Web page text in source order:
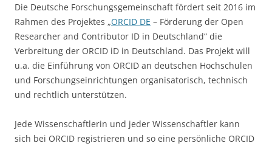
Die Deutsche Forschungsgemeinschaft fördert seit 2016 im
Rahmen des Projektes „ORCID DE – Förderung der Open
Researcher and Contributor ID in Deutschland“ die
Verbreitung der ORCID iD in Deutschland. Das Projekt will
u.a. die Einführung von ORCID an deutschen Hochschulen
und Forschungseinrichtungen organisatorisch, technisch
und rechtlich unterstützen.
Jede Wissenschaftlerin und jeder Wissenschaftler kann
sich bei ORCID registrieren und so eine persönliche ORCID